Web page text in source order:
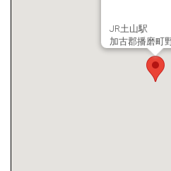
JR土山駅
加古郡播磨町